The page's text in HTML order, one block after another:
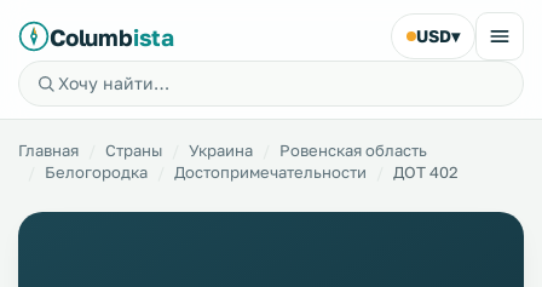
Columbista USD▾
Главная Страны Украина
Ровенская область
Белогородка
Достопримечательности ДОТ 402